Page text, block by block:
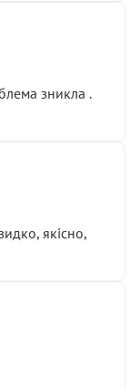
зникла .
якісно,